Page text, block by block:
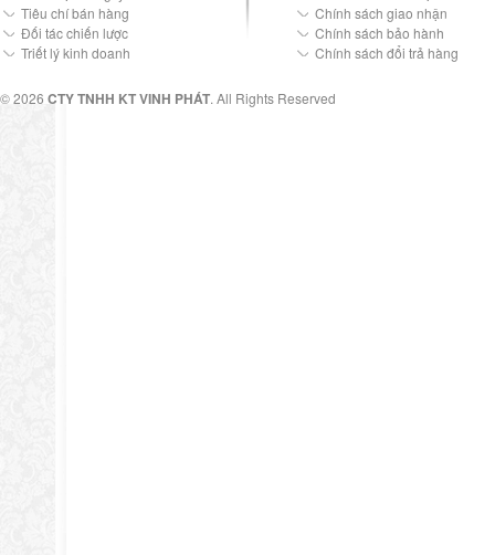
Tiêu chí bán hàng
Đối tác chiến lược
Triết lý kinh doanh
Chính sách giao nhận
Chính sách bảo hành
Chính sách đổi trả hàng
© 2026 CTY TNHH KT VINH PHÁT. All Rights Reserved